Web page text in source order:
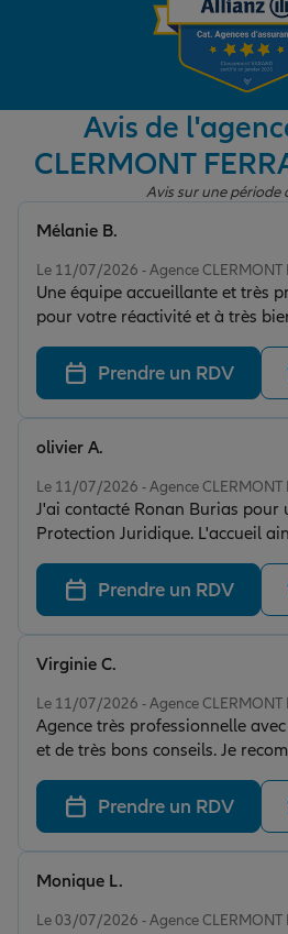
Garantie des accidents de la
Protection juridique
Retraite
Avis de
CLERMONT
Avis sur une période
Le 11/07/2026 - Agence CLERMONT
Une équipe accueillante et très
pour votre réactivité et à très
Mélanie B.
Prendre un RDV
Le 11/07/2026 - Agence CLERMONT
J'ai contacté Ronan Burias pour
Protection Juridique. L'accueil
prodigués ont été largement à
reputation. Je recommande
olivier A.
Prendre un RDV
Le 11/07/2026 - Agence CLERMONT
Agence très professionnelle
et de très bons conseils. Je
Virginie C.
Prendre un RDV
Le 03/07/2026 - Agence CLERMONT
Monique L.